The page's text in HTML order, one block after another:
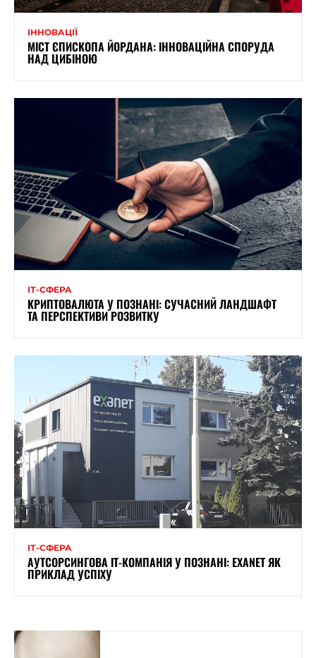
ІННОВАЦІЇ
МІСТ ЄПИСКОПА ЙОРДАНА: ІННОВАЦІЙНА СПОРУДА
НАД ЦИБІНОЮ
ІТ-СФЕРА
КРИПТОВАЛЮТА У ПОЗНАНІ: СУЧАСНИЙ ЛАНДШАФТ
ТА ПЕРСПЕКТИВИ РОЗВИТКУ
ІТ-СФЕРА
АУТСОРСИНГОВА ІТ-КОМПАНІЯ У ПОЗНАНІ: EXANET ЯК
ПРИКЛАД УСПІХУ